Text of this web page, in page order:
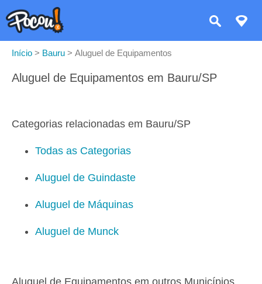
Início > Bauru > Aluguel de Equipamentos
Aluguel de Equipamentos em Bauru/SP
Categorias relacionadas em Bauru/SP
Todas as Categorias
Aluguel de Guindaste
Aluguel de Máquinas
Aluguel de Munck
Aluguel de Equipamentos em outros Municípios